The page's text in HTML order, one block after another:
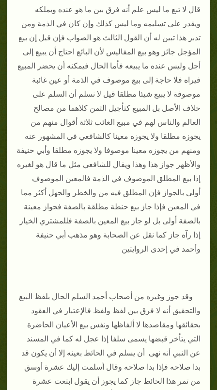
قال لا تبع ما ليس علم أنه فرق بين ما هو عنده ويملكه
ويقدر على تسليمه وما ليس كذلك وإن كان في الذمة ومن
تدبر هذا تبين له أن القول الثالث هو الصواب فإن قيل إن بيع
المؤجل جائز وهو بيع المفاليس لأن البائع احتاج أن يبيع إلى
أجل وليس عنده ما يبيعه فأما الحال فيمكنه أن يحضر المبيع
فيراه فلا حاجة إلى بيع موصوف في الذمة أو عين غائبة
موصوفة لا يبيع شيئا مطلقا قيل لا نسلم أن السلم على
خلاف الأصل بل المبيع كتأجيل الثمن كلاهما من مصالح
العالم والناس لهم في مبيع الغائب ثلاثة أقوال منهم من
يجوزه مطلقا ولا يجوزه معينا كالشافعي في المشهور عنه
ومنهم من يجوزه معينا موصوفا ولا يجوزه مطلقا وأبي حنيفة
والأظهر جواز هذا وهذا ويقال للشافعي مثل ما قال هو لغيره
إذا بيع المطلق الموصوف في الذمة فالمعين الموصوف
أولى بالجواز فإن المطلق فيه من والخطر والجهل أكثر مما
في المعين فإذا جاز بيع حنطة مطلقة بالصفة فجواز معينة
بالصفة أولى بل لو جاز بيع المعين بالصفة فللمشتري الخيار
إذا رآه جاز كما نقل عن الصحابة وهو مذهب أبي حنيفة
وأحمد في إحدى الروايتين
وقد جوز وغيره من أصحاب أحمد السلم الحال بلفظ البيع
والتحقيق أنه لا فرق بين لفظ ولفظ فالإعتبار في العقود
بحقائقها ومقاصدها لا ألفاظها ونفس بيع الأعيان الحاضرة
التي يتأخر قبضها يسمى سلفا إذا عجل له كما في المسند
عن النبي أنه نهى أن يسلم في الحائط بعينه إلا أن يكون قد
بدا صلاحه فإذا بدا صلاحه وقال أسلمت إليك عشرة أوسق
من تمر هذا الحائط جاز كما يجوز أن يقول ابتعت عشرة